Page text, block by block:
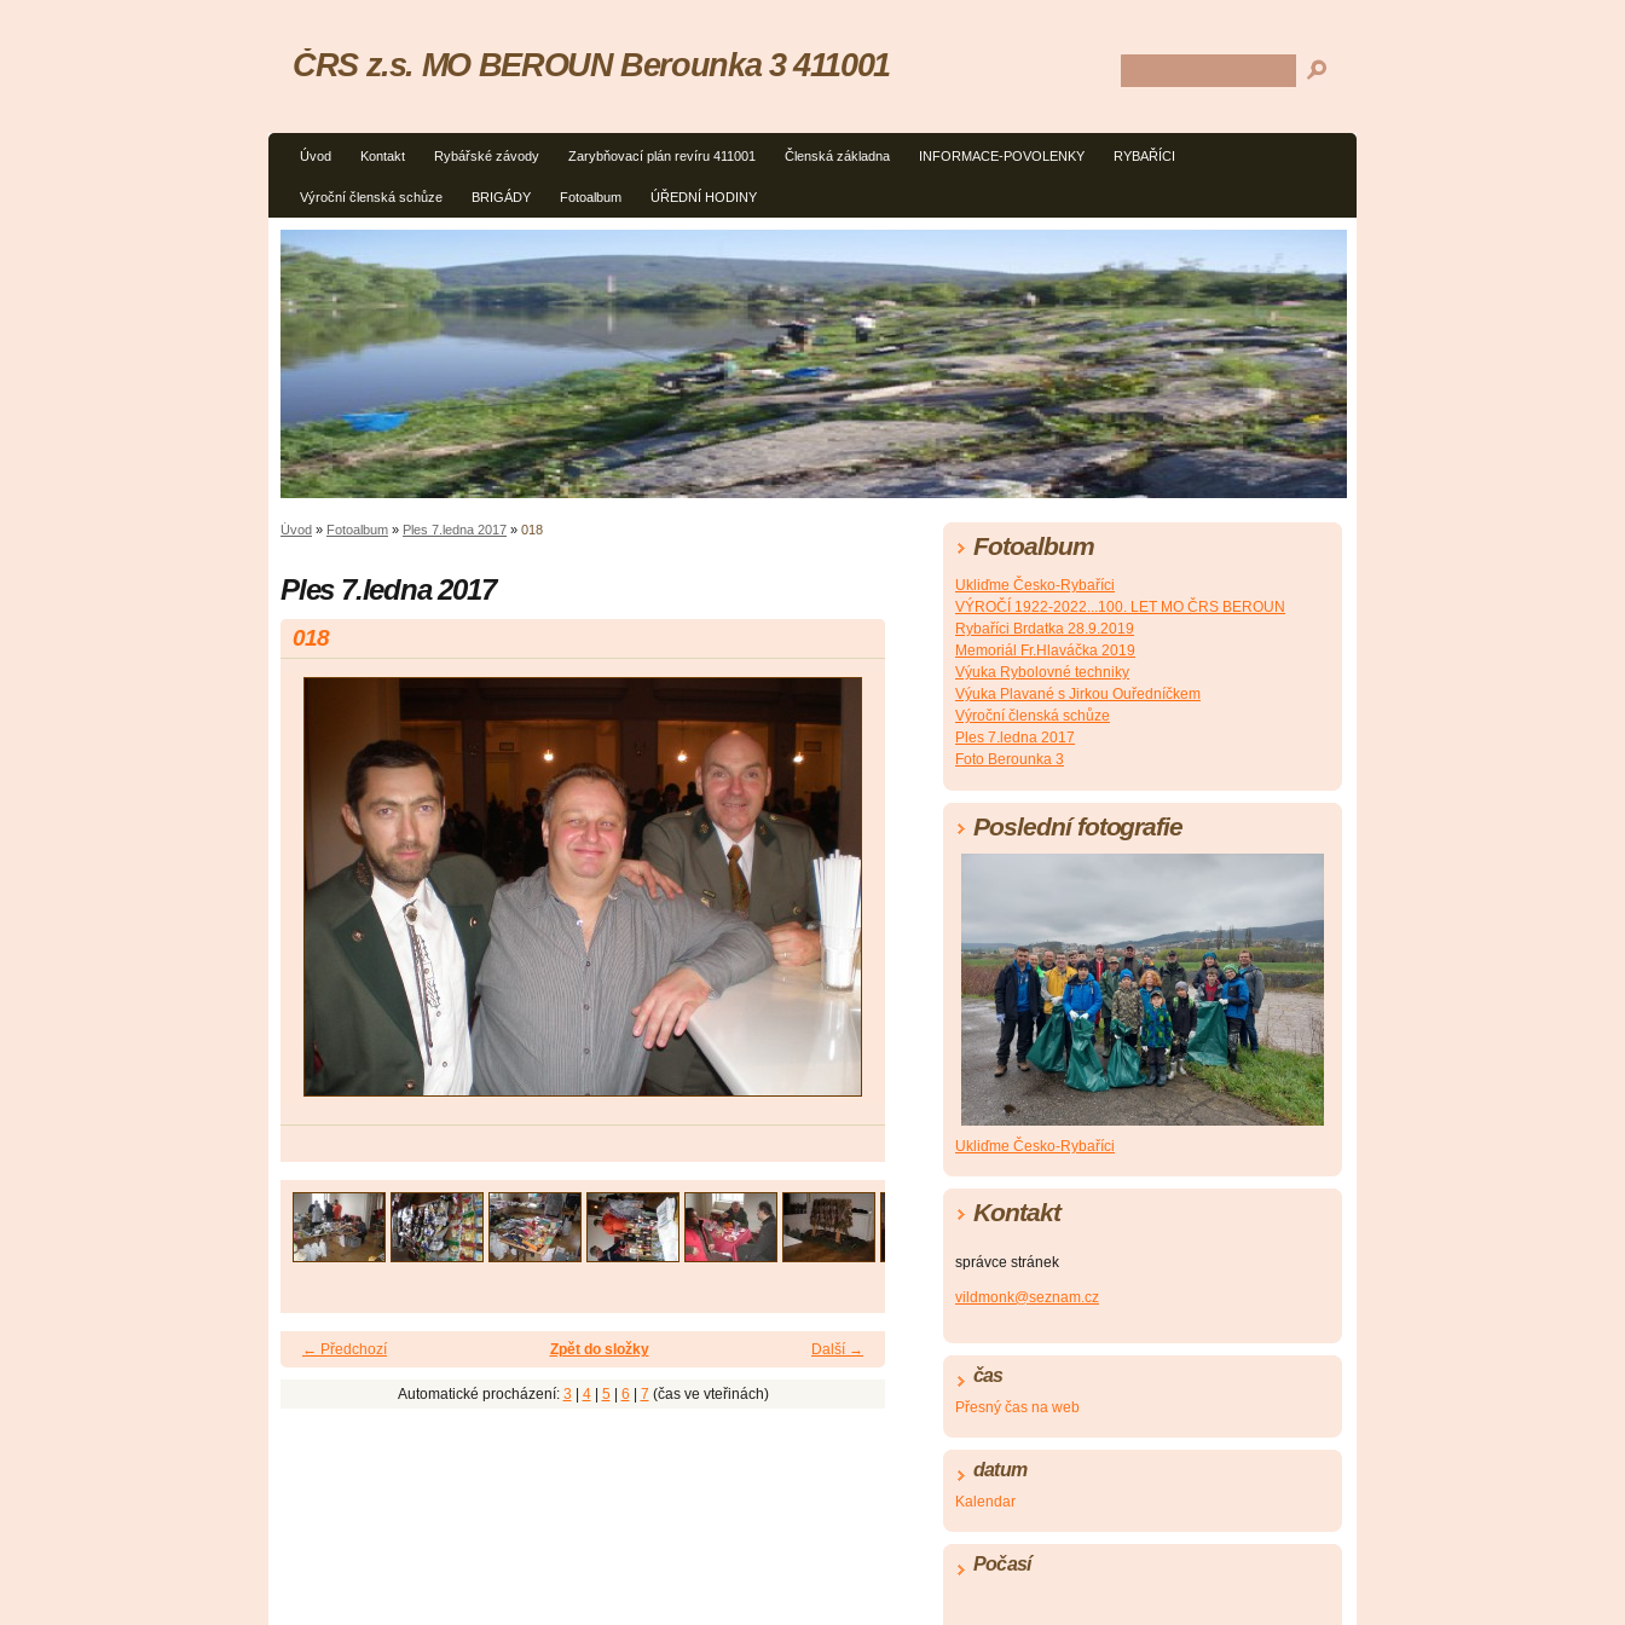
Úvod Kontakt Rybářské závody Zarybňovací plán revíru 411001 Členská základna INFORMACE-POVOLENKY RYBAŘÍCI
Výroční členská schůze BRIGÁDY Fotoalbum ÚŘEDNÍ HODINY
ČRS z.s. MO BEROUN Berounka 3 411001
Úvod » Fotoalbum » Ples 7.ledna 2017 » 018
Ples 7.ledna 2017
018
← Předchozí Další →
Zpět do složky
Automatické procházení: 3 4| 5| 6 7 (čas ve vteřinách)
Fotoalbum
Ukliďme Česko-Rybaříci
VÝROČÍ 1922-2022...100. LET MO ČRS BEROUN
Rybaříci Brdatka 28.9.2019
Memoriál Fr.Hlaváčka 2019
Výuka Rybolovné techniky
Výuka Plavané s Jirkou Ouředníčkem
Výroční členská schůze
Ples 7.ledna 2017
Foto Berounka 3
Poslední fotografie
Ukliďme Česko-Rybaříci
Kontakt
správce stránek
vildmonk@seznam.cz
čas
Přesný čas na web
datum
Kalendar
Počasí